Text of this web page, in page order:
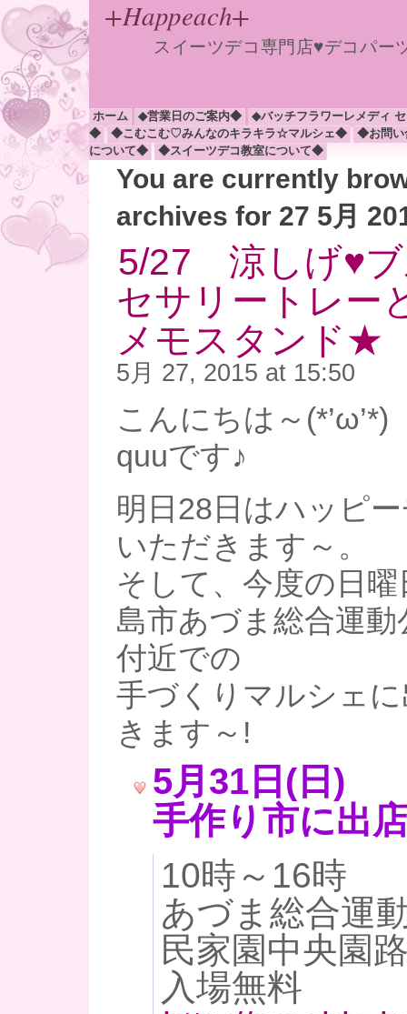
+Happeach+
スイーツデコ専門店♥デコパ
ホーム ◆営業日のご案内◆
◆バッチフラワーレメディ
◆
◆こむこむ♡みんなのキラキラ☆マルシェ◆
◆お問
について◆
◆スイーツデコ教室について◆
You are currently
archives for 27 5月
5/27 涼しげ♥ブ
セサリートレー
メモスタンド★
5月 27, 2015 at 15:50
こんにちは～(*’ω’*)
quuです♪
明日28日はハッピ
いただきます～。
そして、今度の日
島市あづま総合運動
付近での
手づくりマルシェ
きます～!
5月31日(日)
手作り市に出
10時～16時
あづま総合運
民家園中央園
入場無料